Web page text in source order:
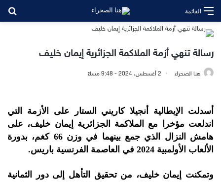
القائمة
رسالة تنهي أزمة الملاكمة الجزائرية إيمان خليف
هنا الصحراء 2 أغسطس، 2024 - 9:48 مساءً
أسدلت الإيطالية أنجيلا كاريني الستار على الأزمة التي
اندلعت مؤخرا مع الملاكمة الجزائرية إيمان خليف، على
هامش النزال الذي جمع بينهما في وزن 66 كغم، بدورة
الألعاب الأولمبية 2024 في العاصمة الفرنسية باريس.
وتمكنت إيمان خليف، من تحقيق التأهل إلى دور الثمانية